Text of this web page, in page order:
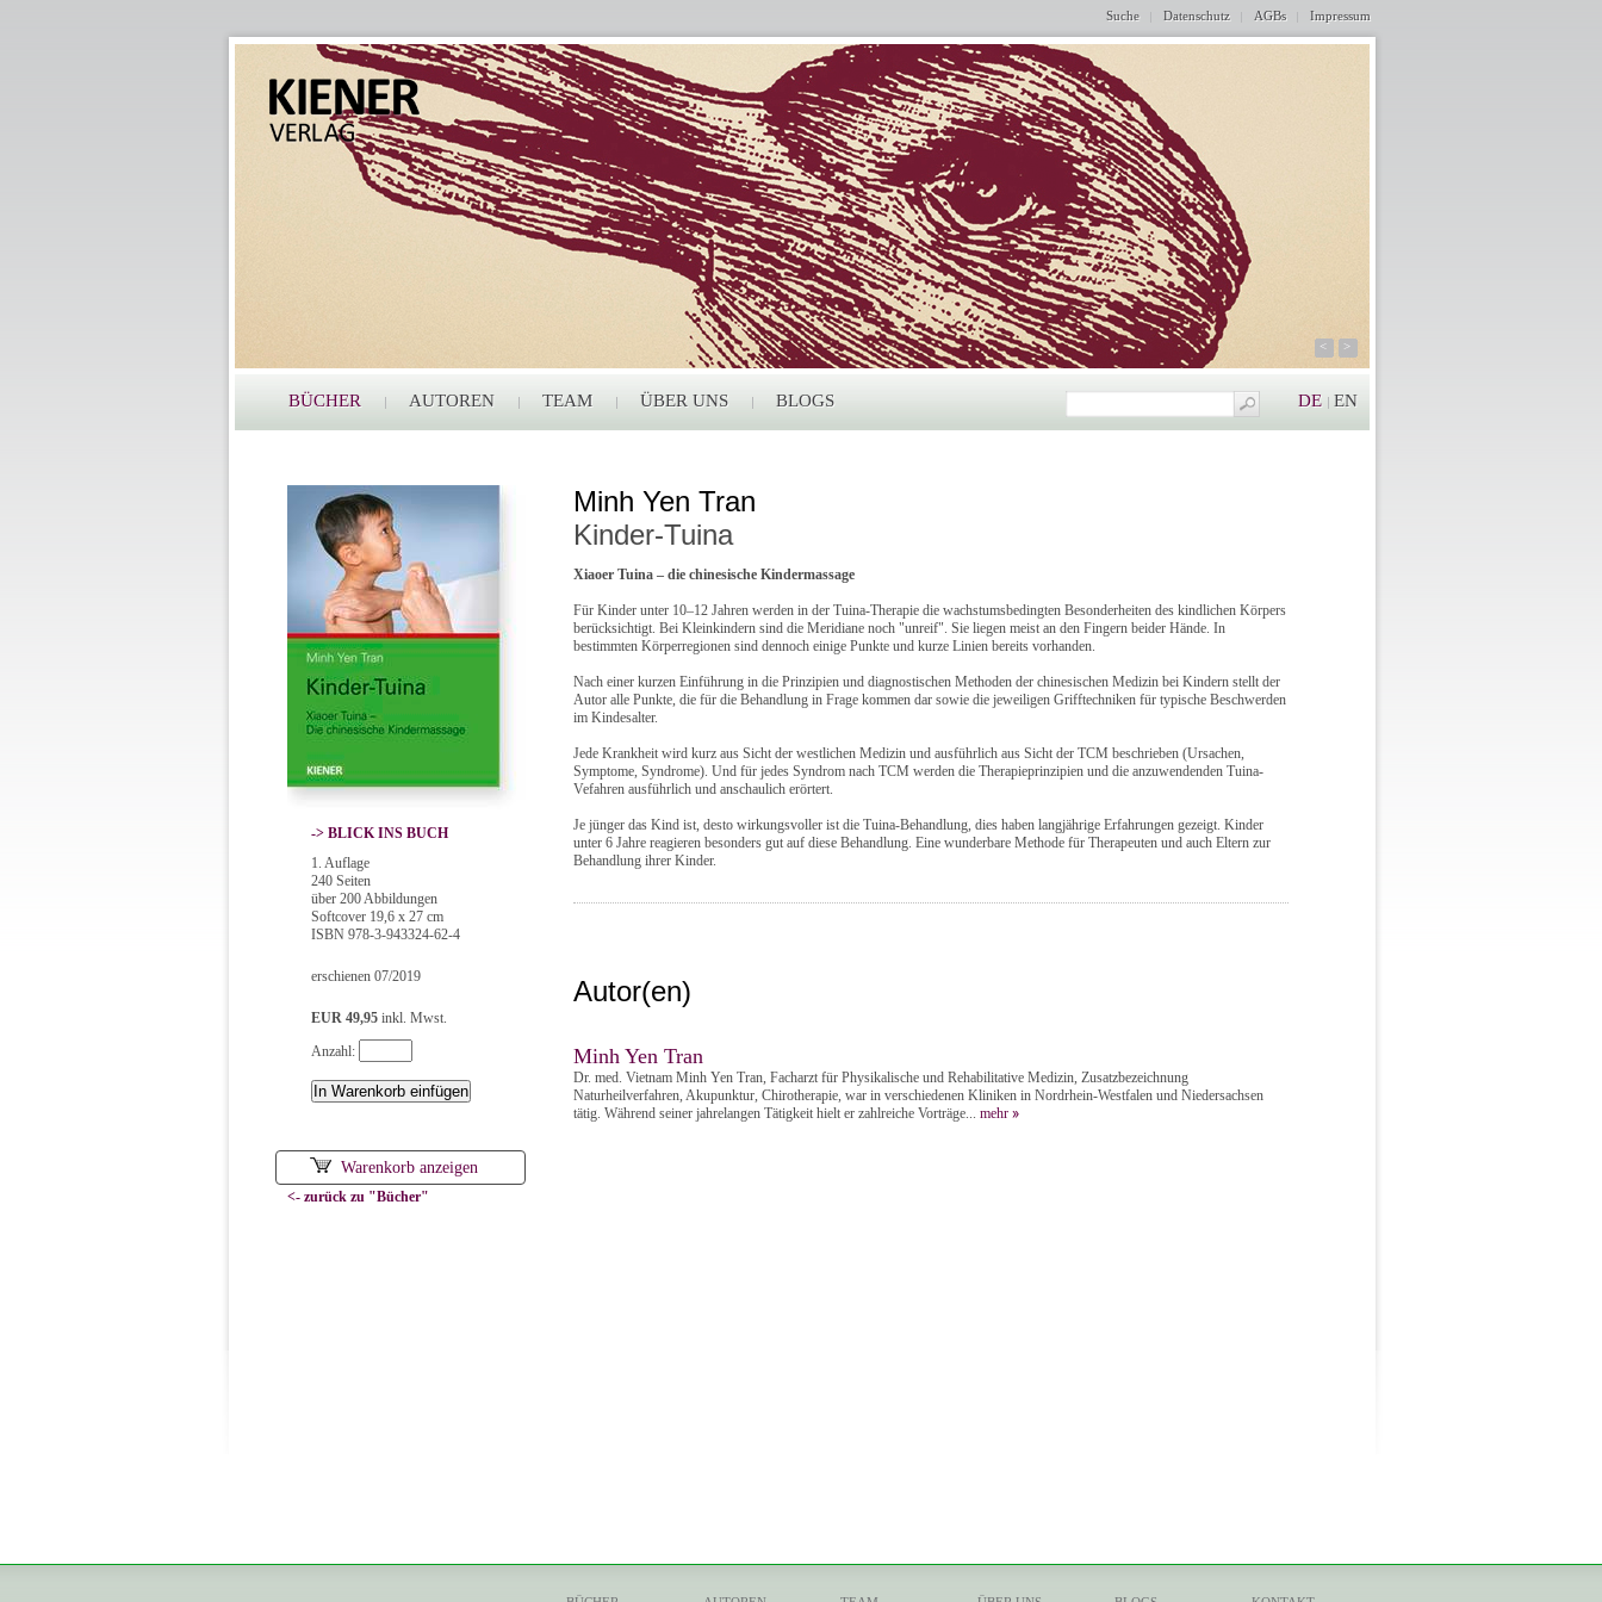
Suche Datenschutz AGBs Impressum
< >
BÜCHER AUTOREN TEAM ÜBER UNS BLOGS DE EN
-> BLICK INS BUCH
1. Auflage
240 Seiten
über 200 Abbildungen
Softcover 19,6 x 27 cm
ISBN 978-3-943324-62-4
erschienen 07/2019
EUR 49,95inkl. Mwst.
Anzahl:
Warenkorb anzeigen
Minh Yen Tran
Kinder-Tuina
Xiaoer Tuina – die chinesische Kindermassage
Für Kinder unter 10–12 Jahren werden in der Tuina-Therapie die wachstumsbedingten Besonderheiten des kindlichen Körpers
berücksichtigt. Bei Kleinkindern sind die Meridiane noch "unreif". Sie liegen meist an den Fingern beider Hände. In
bestimmten Körperregionen sind dennoch einige Punkte und kurze Linien bereits vorhanden.
Nach einer kurzen Einführung in die Prinzipien und diagnostischen Methoden der chinesischen Medizin bei Kindern stellt der
Autor alle Punkte, die für die Behandlung in Frage kommen dar sowie die jeweiligen Grifftechniken für typische Beschwerden
im Kindesalter.
Jede Krankheit wird kurz aus Sicht der westlichen Medizin und ausführlich aus Sicht der TCM beschrieben (Ursachen,
Symptome, Syndrome). Und für jedes Syndrom nach TCM werden die Therapieprinzipien und die anzuwendenden Tuina-
Vefahren ausführlich und anschaulich erörtert.
Je jünger das Kind ist, desto wirkungsvoller ist die Tuina-Behandlung, dies haben langjährige Erfahrungen gezeigt. Kinder
unter 6 Jahre reagieren besonders gut auf diese Behandlung. Eine wunderbare Methode für Therapeuten und auch Eltern zur
Behandlung ihrer Kinder.
Autor(en)
Minh Yen Tran
Dr. med. Vietnam Minh Yen Tran, Facharzt für Physikalische und Rehabilitative Medizin, Zusatzbezeichnung
Naturheilverfahren, Akupunktur, Chirotherapie, war in verschiedenen Kliniken in Nordrhein-Westfalen und Niedersachsen
tätig. Während seiner jahrelangen Tätigkeit hielt er zahlreiche Vorträge... mehr
<- zurück zu "Bücher"